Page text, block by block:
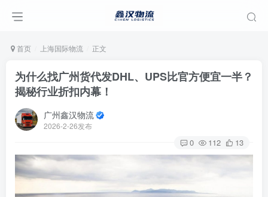
首页 上海国际物流 正文
为什么找广州货代发DHL、UPS比官方便宜一半？
揭秘行业折扣内幕！
广州鑫汉物流
2026-2-26发布
0 112 13